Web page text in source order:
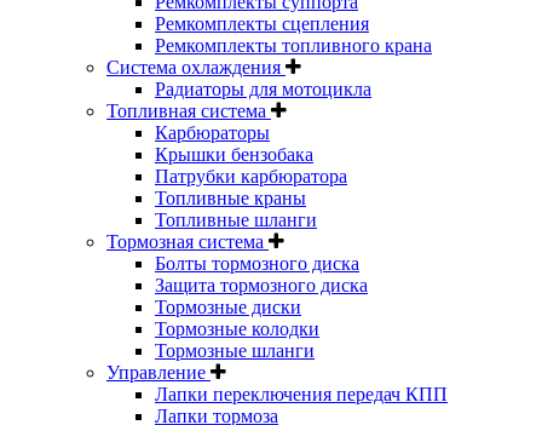
Ремкомплекты сцепления
Ремкомплекты топливного крана
Система охлаждения
Радиаторы для мотоцикла
Топливная система
Карбюраторы
Крышки бензобака
Патрубки карбюратора
Топливные краны
Топливные шланги
Тормозная система
Болты тормозного диска
Защита тормозного диска
Тормозные диски
Тормозные колодки
Тормозные шланги
Управление
Лапки переключения передач КПП
Лапки тормоза